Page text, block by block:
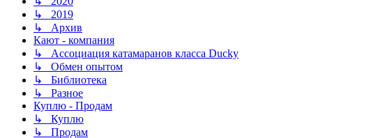
↳ 2019
↳ Архив
Кают - компания
↳ Ассоциация катамаранов класса Ducky
↳ Обмен опытом
↳ Библиотека
↳ Разное
Куплю - Продам
↳ Куплю
↳ Продам